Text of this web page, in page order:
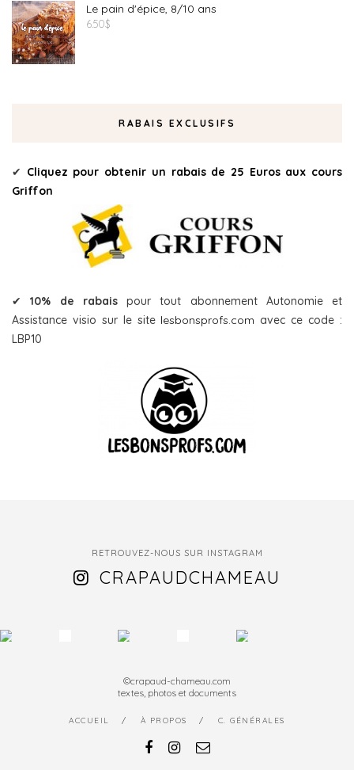
Le pain d'épice, 8/10 ans
6.50$
RABAIS EXCLUSIFS
✔ Cliquez pour obtenir un rabais de 25 Euros aux cours
Griffon
✔10% de rabaispour tout abonnement Autonomie et
Assistance visio sur le site lesbonsprofs.com avec ce code :
LBP10
RETROUVEZ-NOUS SUR INSTAGRAM
CRAPAUDCHAMEAU
©crapaud-chameau.com
textes, photos et documents
ACCUEIL À PROPOS C. GÉNÉRALES